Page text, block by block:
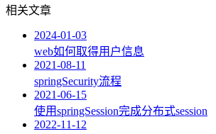
相关文章
2024-01-03
web如何取得用户信息
2021-08-11
springSecurity流程
2021-06-15
使用springSession完成分布式session
2022-11-12